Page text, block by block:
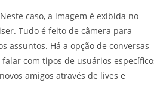
caso, a imagem é exibida no
Tudo é feito de câmera para
assuntos. Há a opção de conversas
com tipos de usuários
amigos através de lives e